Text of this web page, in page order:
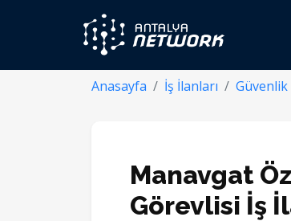
Anasayfa İş İlanları
Manavgat
Görevlisi İş